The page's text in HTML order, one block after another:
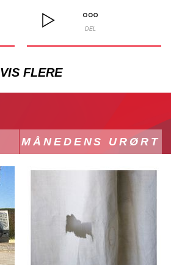
DEL
VIS FLERE
MÅNEDENS URØRT